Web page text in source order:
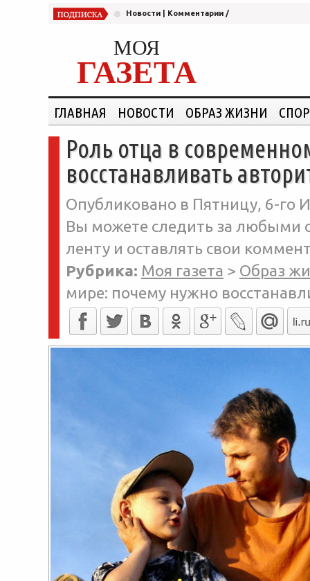
Новости Комментарии /
МОЯ
ГАЗЕТА
ГЛАВНАЯ НОВОСТИ ОБРАЗ ЖИЗНИ
Роль отца в
восстанавливать
Опубликовано в Пятницу, 6-го
Вы можете следить за любыми
ленту и оставлять свои
Рубрика: Моя газета > Образ
мире: почему нужно